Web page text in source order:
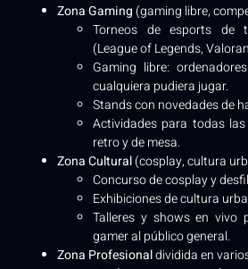
Zona Gaming (gaming libre,
Torneos de esports de
(League of Legends,
Gaming libre:
cualquiera pudiera jugar.
Stands con novedades de
Actividades para todas
retro y de mesa.
Zona Cultural(cosplay, cultura
Concurso de cosplay y
Exhibiciones de cultura
Talleres y shows en vivo
gamer al público general.
Zona Profesionaldividida en